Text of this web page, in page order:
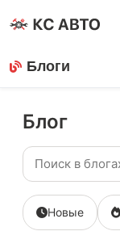
Блоги
Блог
Новые